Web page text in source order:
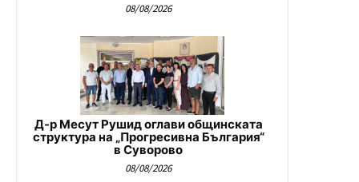
08/08/2026
Д-р Месут Рушид оглави общинската
структура на „Прогресивна България“
в Суворово
08/08/2026